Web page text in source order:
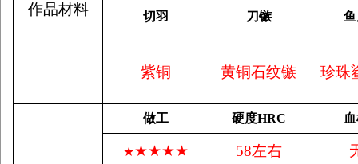
作品材料 切羽 刀镞
紫铜 黄铜石纹镞 珍珠
做工 硬度HRC
★★★★★ 58左右